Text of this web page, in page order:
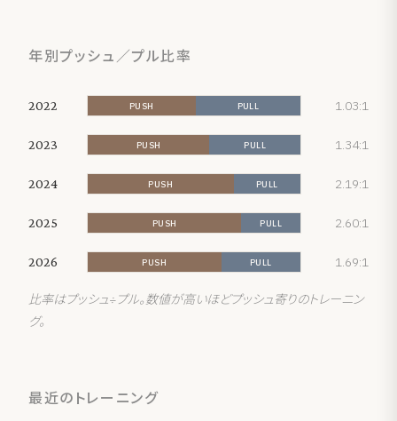
年別プッシュ／プル比率
2022 PUSH PULL 1.03:1
2023 PUSH PULL 1.34:1
2024 PUSH PULL 2.19:1
2025 PUSH PULL 2.60:1
2026 PUSH PULL 1.69:1
比率はプッシュ÷プル。数値が高いほどプッシュ寄りのトレーニン
グ。
最近のトレーニング